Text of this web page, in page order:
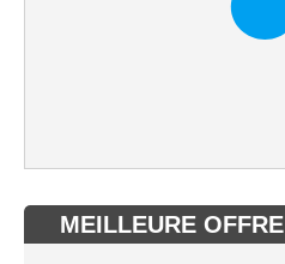
MEILLEURE OFFRE